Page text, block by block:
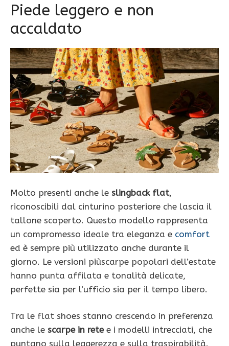
Piede leggero e non
accaldato
Molto presenti anche le slingback flat,
riconoscibili dal cinturino posteriore che lascia il
tallone scoperto. Questo modello rappresenta
un compromesso ideale tra eleganza e comfort
ed è sempre più utilizzato anche durante il
giorno. Le versioni piùscarpe popolari dell’estate
hanno punta affilata e tonalità delicate,
perfette sia per l’ufficio sia per il tempo libero.
Tra le flat shoes stanno crescendo in preferenza
anche le scarpe in retee i modelli intrecciati, che
puntano sulla leggerezza e sulla traspirabilità.